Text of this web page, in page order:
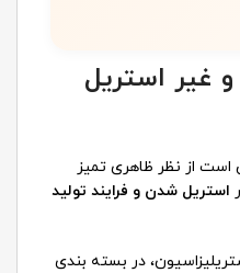
غیر استریل
است از نظر ظاهری تمیز
استریل شدن و فرایند تولید
در بسته بندی